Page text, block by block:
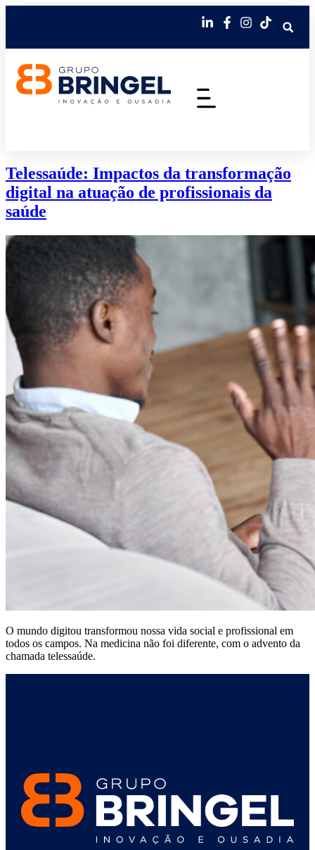
Telessaúde: Impactos da transformação
digital na atuação de profissionais da
saúde
O mundo digitou transformou nossa vida social e profissional em
todos os campos. Na medicina não foi diferente, com o advento da
chamada telessaúde.